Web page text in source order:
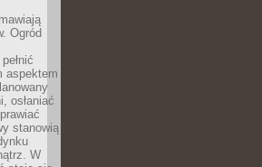
Ogród
aspektem
osłaniać
stanowią
W